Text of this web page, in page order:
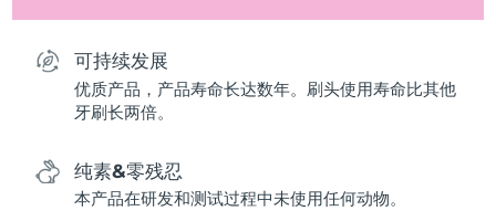
可持续发展
优质产品，产品寿命长达数年。刷头使用寿命比其他
牙刷长两倍。
纯素&零残忍
本产品在研发和测试过程中未使用任何动物。